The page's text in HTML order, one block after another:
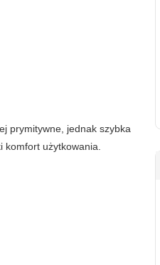
prymitywne, jednak szybka
użytkowania.